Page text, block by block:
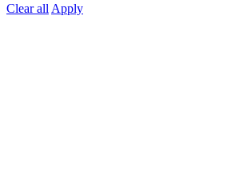
Clear all Apply